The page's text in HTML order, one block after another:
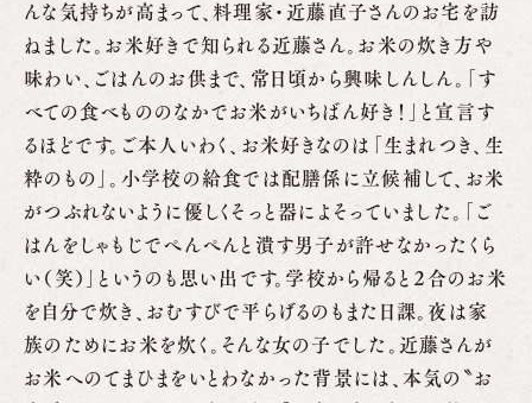
んな気持ちが高まって、料理家・近藤直子さんのお宅を訪
ねました。お米好きで知られる近藤さん。お米の炊き方や
味わい、ごはんのお供まで、常日頃から興味しんしん。「す
べての食べもののなかでお米がいちばん好き！」と宣言す
るほどです。ご本人いわく、お米好きなのは「生まれつき、生
粋のもの」。小学校の給食では配膳係に立候補して、お米
がつぶれないように優しくそっと器によそっていました。「ご
はんをしゃもじでぺんぺんと潰す男子が許せなかったくら
い（笑）」というのも思い出です。学校から帰ると２合のお米
を自分で炊き、おむすびで平らげるのもまた日課。夜は家
族のためにお米を炊く。そんな女の子でした。近藤さんが
お米へのてまひまをいとわなかった背景には、本気の〝お